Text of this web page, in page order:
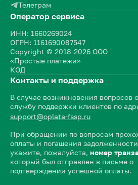
Телеграм
Оператор сервиса
ИНН: 1660269024
ОГРН: 1161690087547
Copyright © 2018-2026 ООО
«Простые платежи»
КОД
Контакты и поддержка
В случае возникновения вопросов
службу поддержки клиентов по
support@oplata-fssp.ru
При обращении по вопросам
оплаты и погашения
укажите, пожалуйста, номер
который был отправлен в письме о
подтверждении успешной оплаты.